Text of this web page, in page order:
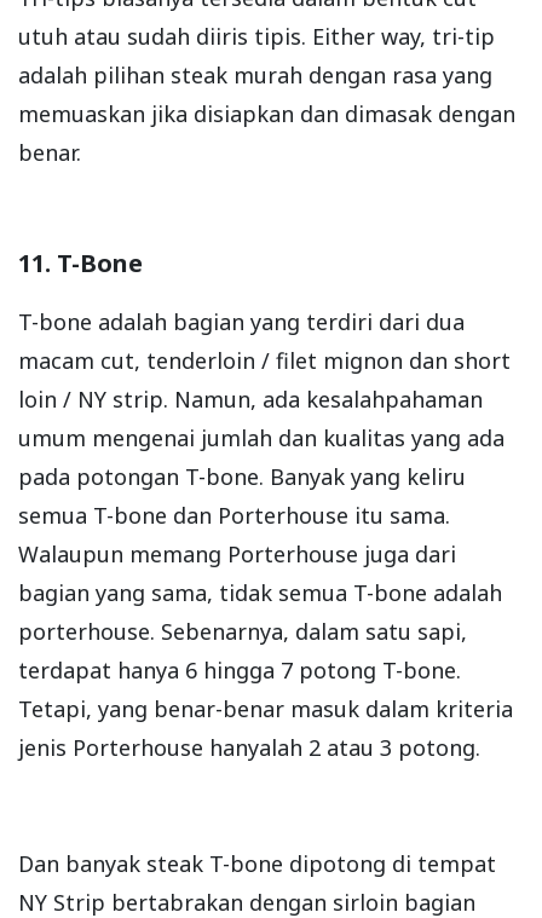
utuh atau sudah diiris tipis. Either way, tri-tip
adalah pilihan steak murah dengan rasa yang
memuaskan jika disiapkan dan dimasak dengan
benar.
11. T-Bone
T-bone adalah bagian yang terdiri dari dua
macam cut, tenderloin / filet mignon dan short
loin / NY strip. Namun, ada kesalahpahaman
umum mengenai jumlah dan kualitas yang ada
pada potongan T-bone. Banyak yang keliru
semua T-bone dan Porterhouse itu sama.
Walaupun memang Porterhouse juga dari
bagian yang sama, tidak semua T-bone adalah
porterhouse. Sebenarnya, dalam satu sapi,
terdapat hanya 6 hingga 7 potong T-bone.
Tetapi, yang benar-benar masuk dalam kriteria
jenis Porterhouse hanyalah 2 atau 3 potong.
Dan banyak steak T-bone dipotong di tempat
NY Strip bertabrakan dengan sirloin bagian